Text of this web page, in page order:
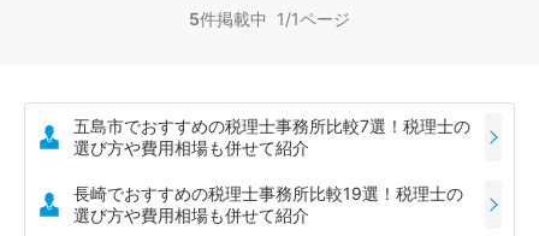
5件掲載中 1/1ページ
五島市でおすすめの税理士事務所比較7選！税理士の
選び方や費用相場も併せて紹介
長崎でおすすめの税理士事務所比較19選！税理士の
選び方や費用相場も併せて紹介